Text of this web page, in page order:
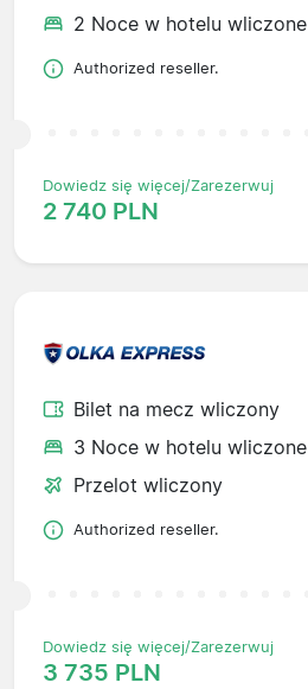
2 Noce w hotelu wliczone
Authorized reseller.
Dowiedz się więcej/Zarezerwuj
2 740 PLN
Bilet na mecz wliczony
3 Noce w hotelu wliczone
Przelot wliczony
Authorized reseller.
Dowiedz się więcej/Zarezerwuj
3 735 PLN